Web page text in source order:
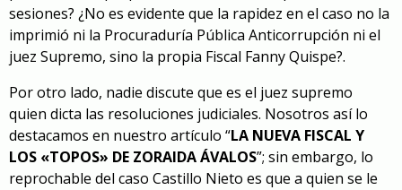
sesiones? ¿No es evidente que la rapidez en el caso no la
imprimió ni la Procuraduría Pública Anticorrupción ni el
juez Supremo, sino la propia Fiscal Fanny Quispe?.
Por otro lado, nadie discute que es el juez supremo
quien dicta las resoluciones judiciales. Nosotros así lo
destacamos en nuestro artículo “LA NUEVA FISCAL Y
LOS «TOPOS» DE ZORAIDA ÁVALOS”; sin embargo, lo
reprochable del caso Castillo Nieto es que a quien se le